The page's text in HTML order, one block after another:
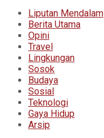
Liputan Mendalam
Berita Utama
Opini
Travel
Lingkungan
Sosok
Budaya
Sosial
Teknologi
Gaya Hidup
Arsip